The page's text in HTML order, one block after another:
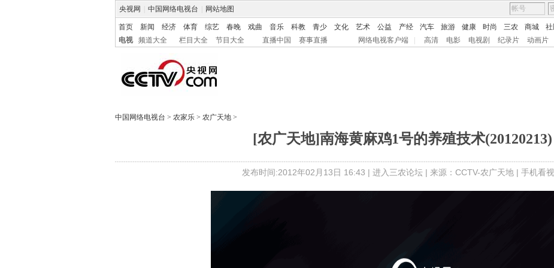
央视网 中国网络电视台 网站地图
首页 新闻 经济 体育 综艺 春晚 戏曲 音乐 科教 青少 文化 艺术 公益 产经 汽车 旅游 健康 时尚 三农 商城 社
电视
频道大全 栏目大全 节目大全 直播中国 赛事直播 网络电视客户端 高清 电影 电视剧 纪录片 动画片
中国网络电视台 > 农家乐 > 农广天地 >
[农广天地]南海黄麻鸡1号的养殖技术(20120213)
发布时间:2012年02月13日 16:43 | 进入三农论坛 | 来源：CCTV-农广天地 | 手机看